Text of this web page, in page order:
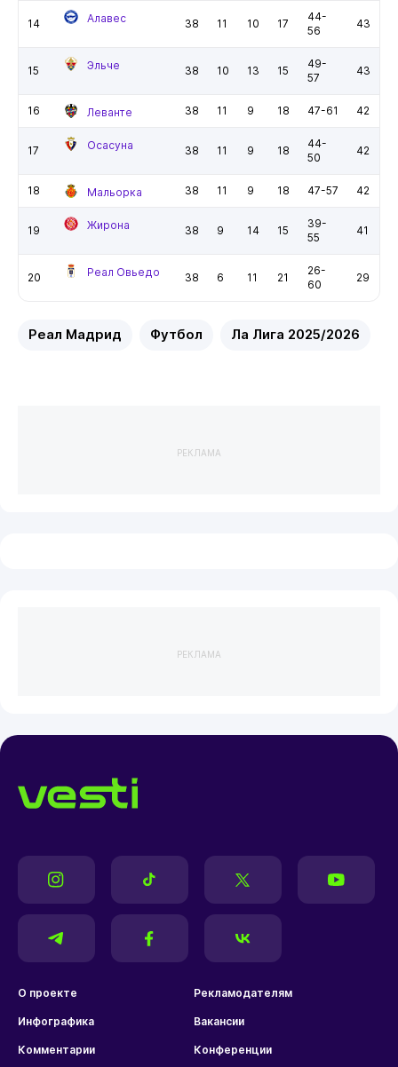
14 Алавес 38 11 10 17
44-
56
43
15 Эльче 38 10 13 15
49-
57
43
16 Леванте 38 11 9 18 47-61 42
17 Осасуна 38 11 9 18
44-
50
42
18 Мальорка 38 11 9 18 47-57 42
19 Жирона 38 9 14 15
39-
55
41
20 Реал Овьедо 38 6 11 21
26-
60
29
Реал Мадрид Футбол Ла Лига 2025/2026
РЕКЛАМА
РЕКЛАМА
О проекте Рекламодателям
Инфографика Вакансии
Комментарии Конференции